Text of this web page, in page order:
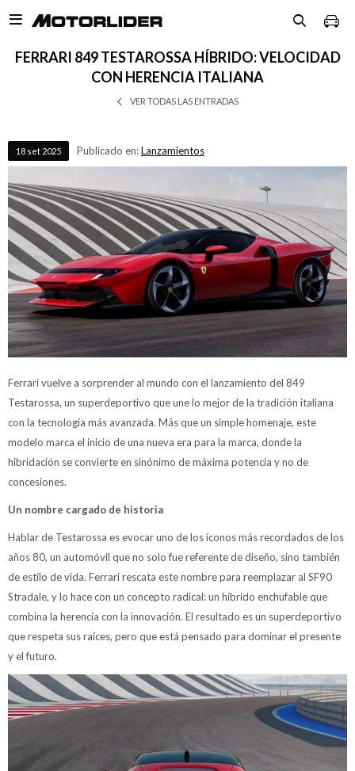

FERRARI 849 TESTAROSSA HÍBRIDO: VELOCIDAD
CON HERENCIA ITALIANA
VER TODAS LAS ENTRADAS
18 set 2025 Publicado en:Lanzamientos
Ferrari vuelve a sorprender al mundo con el lanzamiento del 849
Testarossa, un superdeportivo que une lo mejor de la tradición italiana
con la tecnología más avanzada. Más que un simple homenaje, este
modelo marca el inicio de una nueva era para la marca, donde la
hibridación se convierte en sinónimo de máxima potencia y no de
concesiones.
Un nombre cargado de historia
Hablar de Testarossa es evocar uno de los íconos más recordados de los
años 80, un automóvil que no solo fue referente de diseño, sino también
de estilo de vida. Ferrari rescata este nombre para reemplazar al SF90
Stradale, y lo hace con un concepto radical: un híbrido enchufable que
combina la herencia con la innovación. El resultado es un superdeportivo
que respeta sus raíces, pero que está pensado para dominar el presente
y el futuro.